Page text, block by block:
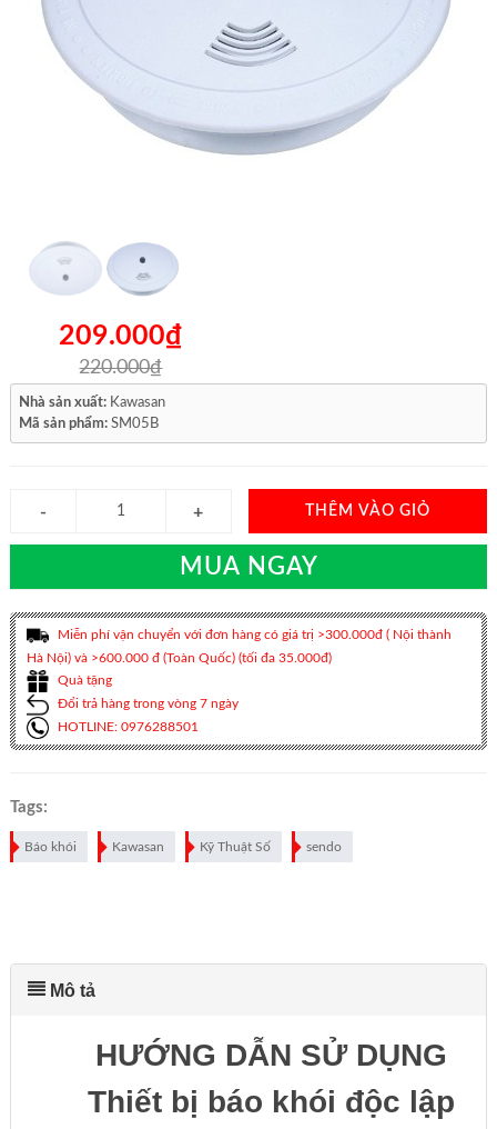
209.000₫
220.000₫
Nhà sản xuất: Kawasan
Mã sản phẩm: SM05B
THÊM VÀO GIỎ
MUA NGAY
Miễn phí vận chuyển với đơn hàng có giá trị >300.000đ ( Nội thành
Hà Nội) và >600.000 đ (Toàn Quốc) (tối đa 35.000đ)
Quà tặng
Đổi trả hàng trong vòng 7 ngày
HOTLINE: 0976288501
Tags:
Báo khói Kawasan Kỹ Thuật Số sendo
Mô tả
HƯỚNG DẪN SỬ DỤNG
Thiết bị báo khói độc lập